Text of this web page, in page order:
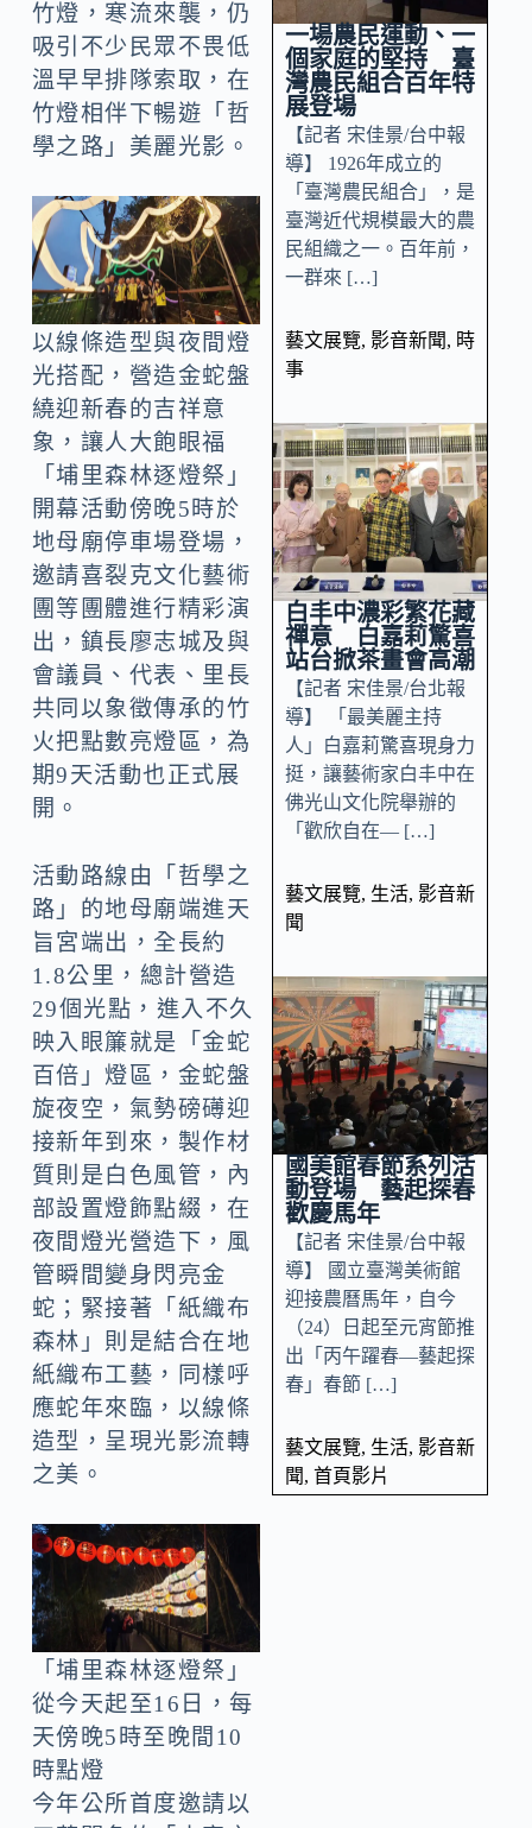
竹燈，寒流來襲，仍
吸引不少民眾不畏低
溫早早排隊索取，在
竹燈相伴下暢遊「哲
學之路」美麗光影。
以線條造型與夜間燈
光搭配，營造金蛇盤
繞迎新春的吉祥意
象，讓人大飽眼福
「埔里森林逐燈祭」
開幕活動傍晚5時於
地母廟停車場登場，
邀請喜裂克文化藝術
團等團體進行精彩演
出，鎮長廖志城及與
會議員、代表、里長
共同以象徵傳承的竹
火把點數亮燈區，為
期9天活動也正式展
開。
活動路線由「哲學之
路」的地母廟端進天
旨宮端出，全長約
1.8公里，總計營造
29個光點，進入不久
映入眼簾就是「金蛇
百倍」燈區，金蛇盤
旋夜空，氣勢磅礡迎
接新年到來，製作材
質則是白色風管，內
部設置燈飾點綴，在
夜間燈光營造下，風
管瞬間變身閃亮金
蛇；緊接著「紙織布
森林」則是結合在地
紙織布工藝，同樣呼
應蛇年來臨，以線條
造型，呈現光影流轉
之美。
「埔里森林逐燈祭」
從今天起至16日，每
天傍晚5時至晚間10
時點燈
今年公所首度邀請以
一場農民運動、一
個家庭的堅持 臺
灣農民組合百年特
展登場
【記者 宋佳景/台中報
導】 1926年成立的
「臺灣農民組合」，是
臺灣近代規模最大的農
民組織之一。百年前，
一群來 […]
藝文展覽, 影音新聞, 時
事
白丰中濃彩繁花藏
禪意 白嘉莉驚喜
站台掀茶畫會高潮
【記者 宋佳景/台北報
導】 「最美麗主持
人」白嘉莉驚喜現身力
挺，讓藝術家白丰中在
佛光山文化院舉辦的
「歡欣自在— […]
藝文展覽, 生活, 影音新
聞
國美館春節系列活
動登場 藝起探春
歡慶馬年
【記者 宋佳景/台中報
導】 國立臺灣美術館
迎接農曆馬年，自今
（24）日起至元宵節推
出「丙午躍春—藝起探
春」春節 […]
藝文展覽, 生活, 影音新
聞, 首頁影片